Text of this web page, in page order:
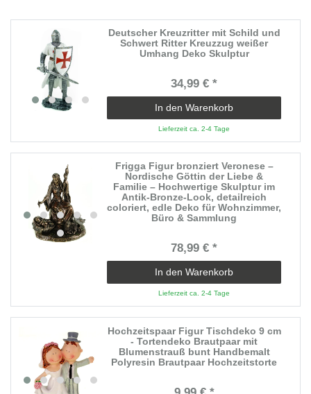
Deutscher Kreuzritter mit Schild und
Schwert Ritter Kreuzzug weißer
Umhang Deko Skulptur
34,99 € *
In den Warenkorb
Lieferzeit ca. 2-4 Tage
Frigga Figur bronziert Veronese –
Nordische Göttin der Liebe &
Familie – Hochwertige Skulptur im
Antik-Bronze-Look, detailreich
coloriert, edle Deko für Wohnzimmer,
Büro & Sammlung
78,99 € *
In den Warenkorb
Lieferzeit ca. 2-4 Tage
Hochzeitspaar Figur Tischdeko 9 cm
- Tortendeko Brautpaar mit
Blumenstrauß bunt Handbemalt
Polyresin Brautpaar Hochzeitstorte